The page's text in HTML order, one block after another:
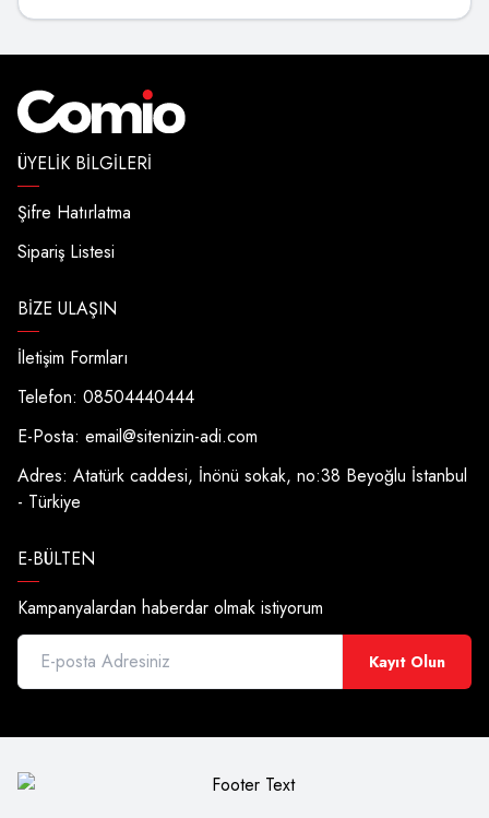
ÜYELIK BILGILERI
Şifre Hatırlatma
Sipariş Listesi
BIZE ULAŞIN
İletişim Formları
Telefon: 08504440444
E-Posta: email@sitenizin-adi.com
Adres: Atatürk caddesi, İnönü sokak, no:38 Beyoğlu İstanbul
- Türkiye
E-BÜLTEN
Kampanyalardan haberdar olmak istiyorum
Kayıt Olun